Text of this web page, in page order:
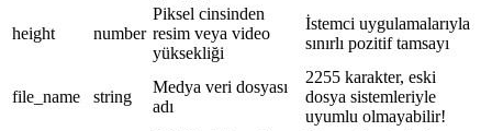
height number
Piksel cinsinden
resim veya video
yüksekliği
İstemci uygulamalarıyla
sınırlı pozitif tamsayı
file_name string
Medya veri dosyası
adı
2255 karakter, eski
dosya sistemleriyle
uyumlu olmayabilir!